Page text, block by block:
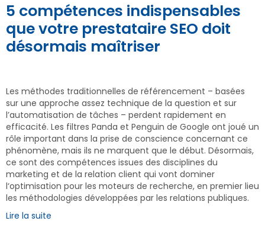
5 compétences indispensables
que votre prestataire SEO doit
désormais maîtriser
Les méthodes traditionnelles de référencement – basées
sur une approche assez technique de la question et sur
l’automatisation de tâches – perdent rapidement en
efficacité. Les filtres Panda et Penguin de Google ont joué un
rôle important dans la prise de conscience concernant ce
phénomène, mais ils ne marquent que le début. Désormais,
ce sont des compétences issues des disciplines du
marketing et de la relation client qui vont dominer
l‘optimisation pour les moteurs de recherche, en premier lieu
les méthodologies développées par les relations publiques.
Lire la suite